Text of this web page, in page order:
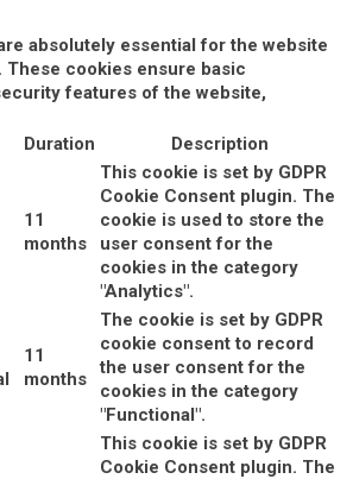
absolutely essential for the website
cookies ensure basic
features of the website,
Duration Description
11
months
This cookie is set by GDPR
Cookie Consent plugin. The
cookie is used to store the
user consent for the
cookies in the category
"Analytics".
11
months
The cookie is set by GDPR
cookie consent to record
the user consent for the
cookies in the category
"Functional".
This cookie is set by GDPR
Cookie Consent plugin. The